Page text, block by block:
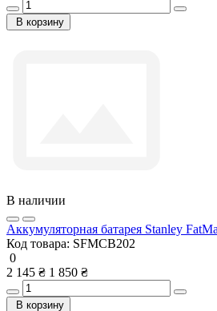
В корзину
В наличии
Аккумуляторная батарея Stanley
Код товара: SFMCB202
0
2 145 ₴ 1 850 ₴
В корзину